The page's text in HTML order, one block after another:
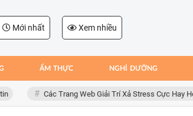
Mới nhất Xem nhiều
ẨM THỰC NGHỈ DƯỠNG
Các Trang Web Giải Trí Xả Stress Cực Hay Ho Trên